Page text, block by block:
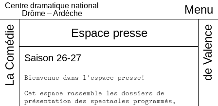
Centre dramatique national
Drôme – Ardèche
Menu
Infos pratiques
Espace presse
Saison 26-27
Bienvenue dans l'espace presse!
Cet espace rassemble les dossiers de
présentation des spectacles programmés,
La Comédie de Valence